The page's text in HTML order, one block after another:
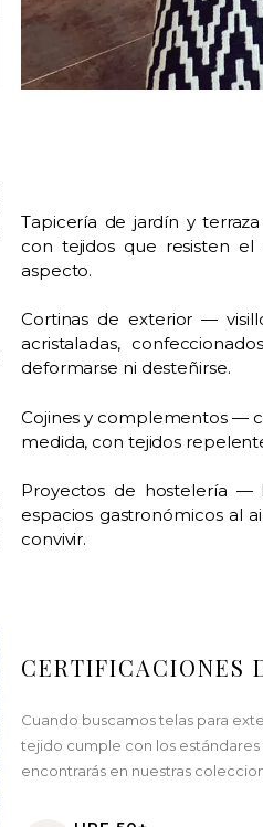
Tapicería de jardín y
con tejidos que resisten
aspecto.
Cortinas de exterior —
acristaladas,
deformarse ni desteñirse.
Cojines y complementos —
medida, con tejidos
Proyectos de hostelería —
espacios gastronómicos al
convivir.
CERTIFICACIONES
Cuando buscamos telas para
tejido cumple con los estándares
encontrarás en nuestras